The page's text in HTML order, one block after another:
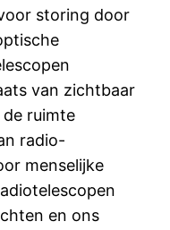
storing door
van zichtbaar
ruimte
radio-
menselijke
en ons